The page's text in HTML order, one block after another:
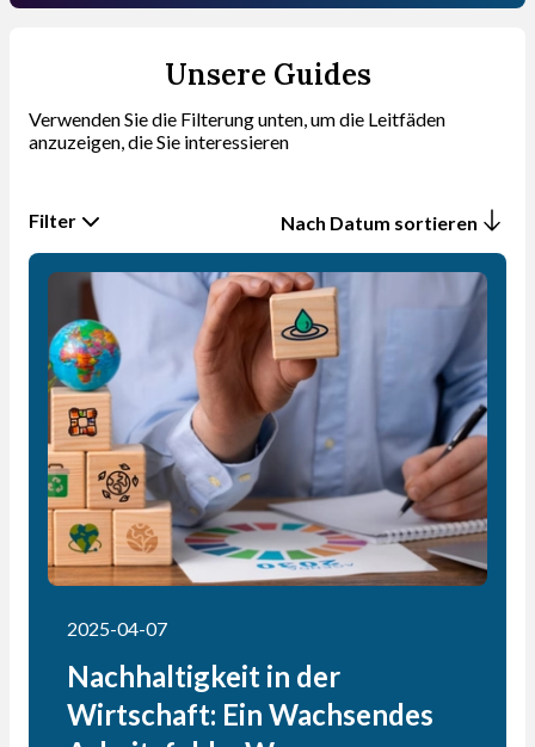
Unsere Guides
Verwenden Sie die Filterung unten, um die Leitfäden
anzuzeigen, die Sie interessieren
Nach Datum sortieren
2025-04-07
Nachhaltigkeit in der
Wirtschaft: Ein Wachsendes